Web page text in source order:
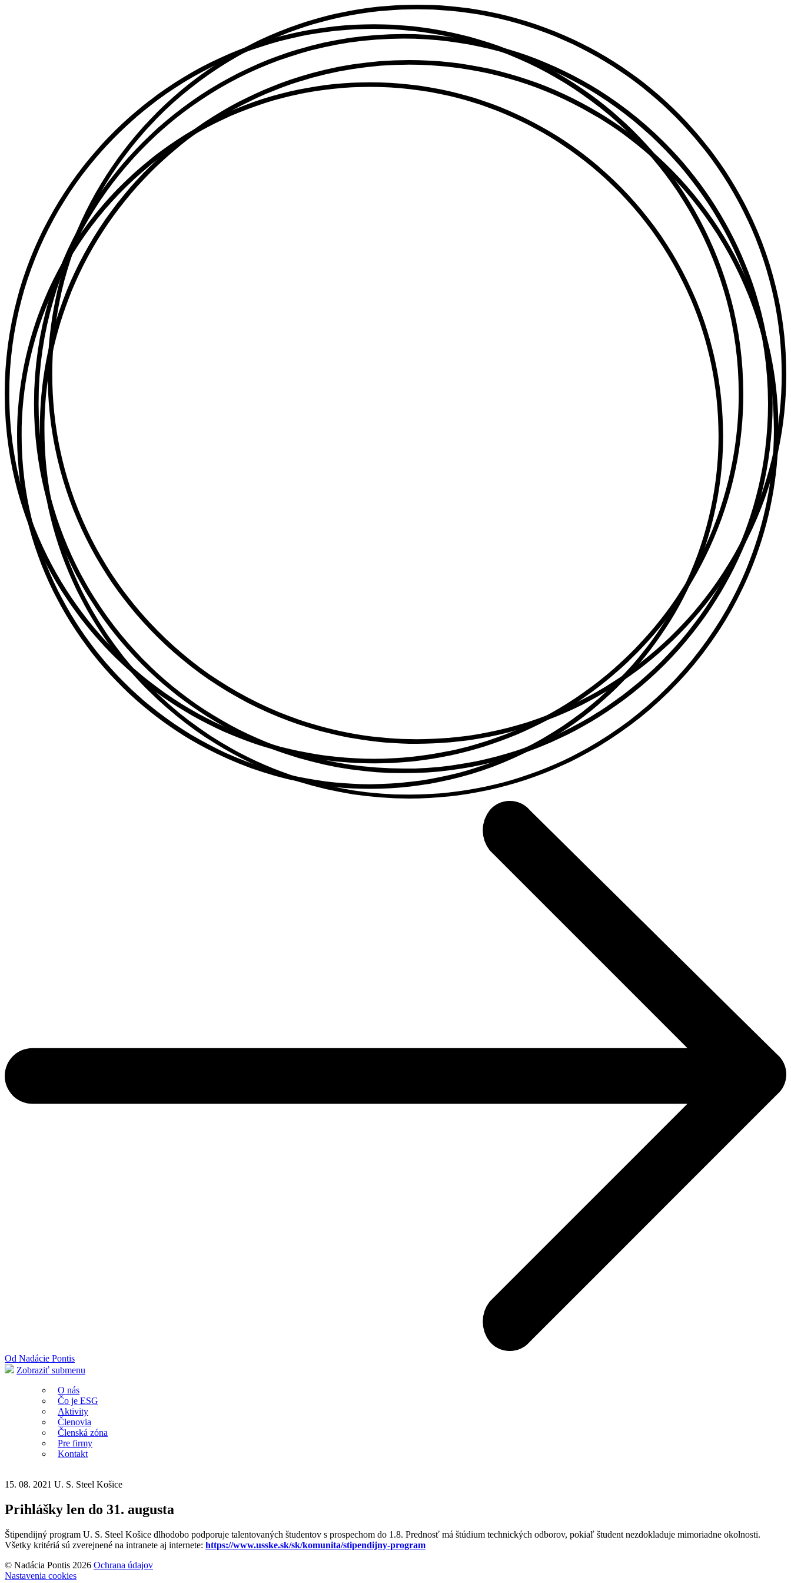
Od Nadácie Pontis
Zobraziť submenu
O nás
Čo je ESG
Aktivity
Členovia
Členská zóna
Pre firmy
Kontakt
15. 08. 2021 U. S. Steel Košice
Prihlášky len do 31. augusta
Štipendijný program U. S. Steel Košice dlhodobo podporuje talentovaných študentov s prospechom do 1.8. Prednosť má štúdium technických odborov, pokiaľ študent nezdokladuje mimoriadne okolnosti.
Všetky kritériá sú zverejnené na intranete aj internete: https://www.usske.sk/sk/komunita/stipendijny-program
© Nadácia Pontis 2026 Ochrana údajov
Nastavenia cookies